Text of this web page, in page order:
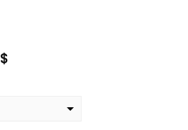
$Preisspanne: